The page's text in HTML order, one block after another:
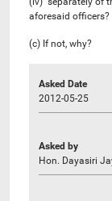
aforesaid officers?
(c) If not, why?
Asked Date
2012-05-25
Asked by
Hon. Dayasiri